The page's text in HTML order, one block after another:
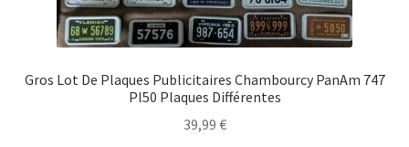
Gros Lot De Plaques Publicitaires Chambourcy PanAm 747
Pl50 Plaques Différentes
39,99 €